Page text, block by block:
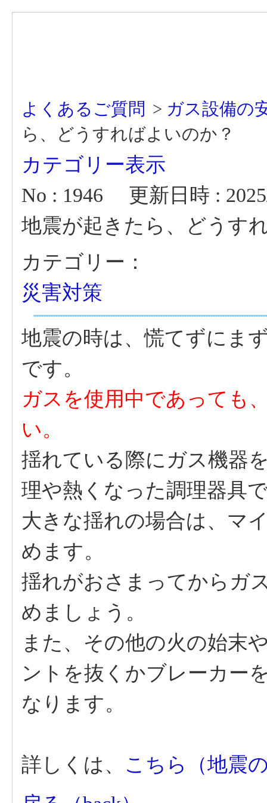
よくあるご質問 > ガス設備の
ら、どうすればよいのか？
カテゴリー表示
No : 1946
更新日時 :
地震が起きたら、どうす
カテゴリー：
災害対策
地震の時は、慌てずにま
です。
ガスを使用中であっても
い。
揺れている際にガス機器
理や熱くなった調理器具
大きな揺れの場合は、マ
めます。
揺れがおさまってからガ
めましょう。
また、その他の火の始末
ントを抜くかブレーカー
なります。
詳しくは、
こちら（地震